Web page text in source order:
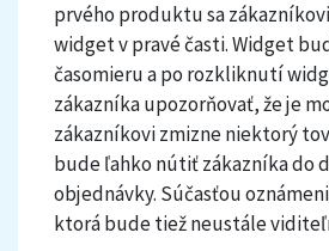
prvého produktu sa
widget v pravé časti. Widget
časomieru a po rozkliknutí
zákazníka upozorňovať, že je
zákazníkovi zmizne niektorý
bude ľahko nútiť zákazníka do
objednávky. Súčasťou
ktorá bude tiež neustále